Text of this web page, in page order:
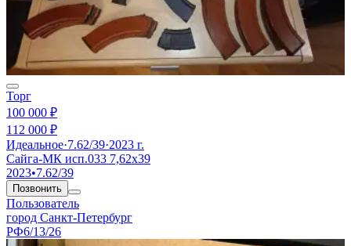
Торг
100 000 ₽
112 000 ₽
Идеальное·7.62/39·2023 г.
Сайга-МК исп.033 7,62х39
2023•7.62/39
Позвонить
Пользователь
город Санкт-Петербург
РФ6/13/26